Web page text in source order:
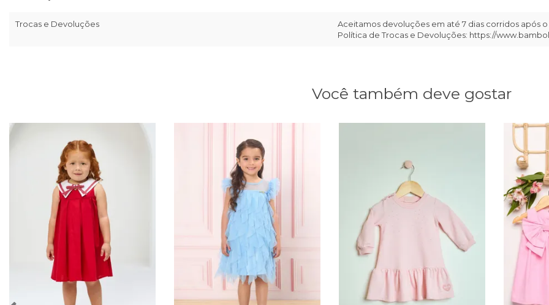
Trocas e Devoluções
Aceitamos devoluções em até 7 dias corridos após
Política de Trocas e Devoluções: https://
Você também deve gostar